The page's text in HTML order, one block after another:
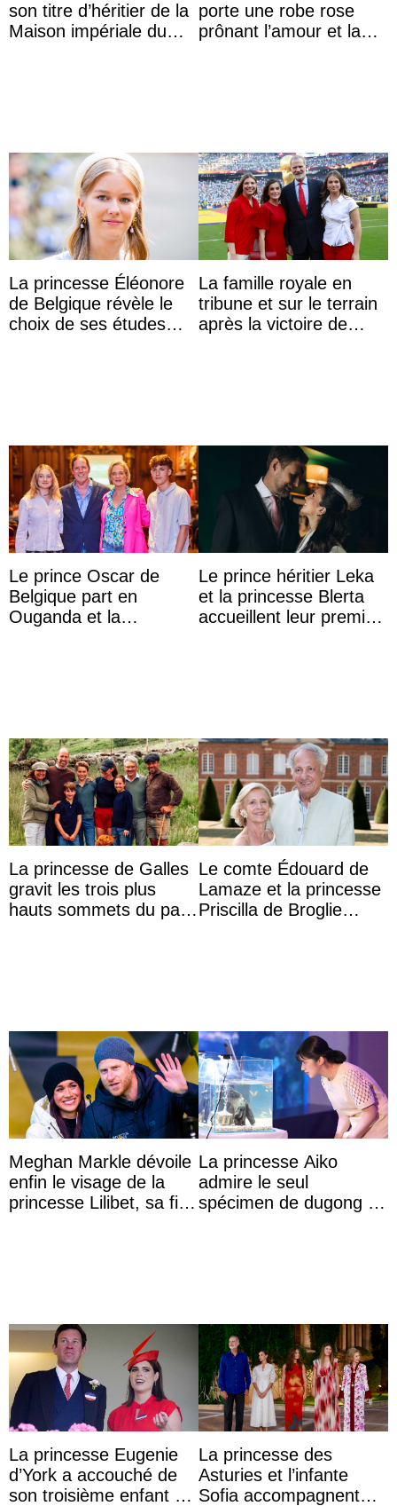
son titre d’héritier de la
Maison impériale du
porte une robe rose
prônant l’amour et la
La princesse Éléonore
de Belgique révèle le
choix de ses études
La famille royale en
tribune et sur le terrain
après la victoire de
Le prince Oscar de
Belgique part en
Ouganda et la
Le prince héritier Leka
et la princesse Blerta
accueillent leur premier
La princesse de Galles
gravit les trois plus
hauts sommets du pays
Le comte Édouard de
Lamaze et la princesse
Priscilla de Broglie
Meghan Markle dévoile
enfin le visage de la
princesse Lilibet, sa fille
La princesse Aiko
admire le seul
spécimen de dugong en
La princesse Eugenie
d’York a accouché de
son troisième enfant et
La princesse des
Asturies et l’infante
Sofia accompagnent